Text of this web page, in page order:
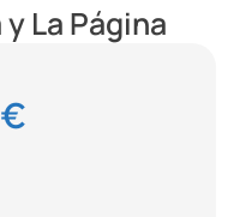
La Página
€